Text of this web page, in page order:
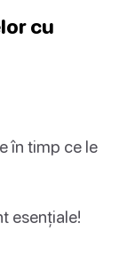
cu
în timp ce le
esențiale!